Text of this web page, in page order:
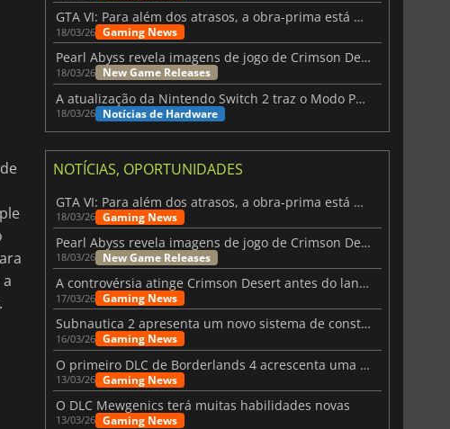
GTA VI: Para além dos atrasos, a obra-prima está quase a chegar
18/03/26 Gaming News
Pearl Abyss revela imagens de jogo de Crimson Desert para a PS5
18/03/26 New Game Releases
A atualização da Nintendo Switch 2 traz o Modo Portátil aos jogos mais antigos da Switch
18/03/26 Notícias de Hardware
NOTÍCIAS, OPORTUNIDADES
GTA VI: Para além dos atrasos, a obra-prima está quase a chegar
18/03/26 Gaming News
Pearl Abyss revela imagens de jogo de Crimson Desert para a PS5
18/03/26 New Game Releases
A controvérsia atinge Crimson Desert antes do lançamento
17/03/26 Gaming News
Subnautica 2 apresenta um novo sistema de construção de bases
16/03/26 Gaming News
O primeiro DLC de Borderlands 4 acrescenta uma nova personagem e muito mais
13/03/26 Gaming News
O DLC Mewgenics terá muitas habilidades novas
13/03/26 Gaming News